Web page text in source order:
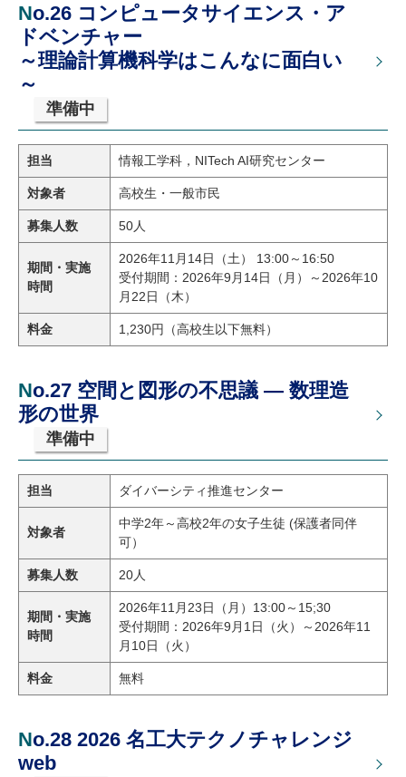
No.26 コンピュータサイエンス・ア
ドベンチャー
～理論計算機科学はこんなに面白い
～
準備中
担当 情報工学科，NITech AI研究センター
対象者 高校生・一般市民
募集人数 50人
期間・実施
時間
2026年11月14日（土） 13:00～16:50
受付期間：2026年9月14日（月）～2026年10
月22日（木）
料金 1,230円（高校生以下無料）
No.27 空間と図形の不思議 ― 数理造
形の世界
準備中
担当 ダイバーシティ推進センター
対象者
中学2年～高校2年の女子生徒 (保護者同伴
可）
募集人数 20人
期間・実施
時間
2026年11月23日（月）13:00～15;30
受付期間：2026年9月1日（火）～2026年11
月10日（火）
料金 無料
No.28 2026 名工大テクノチャレンジ
web